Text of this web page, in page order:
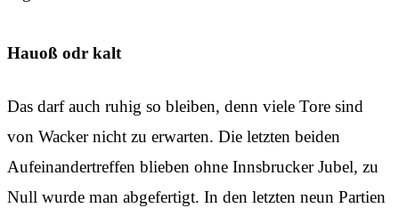
Hauoß odr kalt
Das darf auch ruhig so bleiben, denn viele Tore sind
von Wacker nicht zu erwarten. Die letzten beiden
Aufeinandertreffen blieben ohne Innsbrucker Jubel, zu
Null wurde man abgefertigt. In den letzten neun Partien